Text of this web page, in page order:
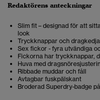
Redaktörens anteckningar
Slim fit – designad för att
look
Tryckknappar och
Sex fickor - fyra utvändiga
Fickorna har tryckknappar,
Huva med
Ribbade muddar och fåll
Avtagbar fuskpälskant
Broderad Superdry-badge